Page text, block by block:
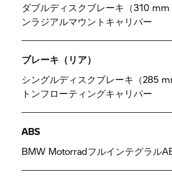
ダブルディスクブレーキ（310 mm
ンラジアルマウントキャリパー
ブレーキ（リア）
シングルディスクブレーキ（285
トンフローティングキャリパー
ABS
BMW Motorradフルインテグラル